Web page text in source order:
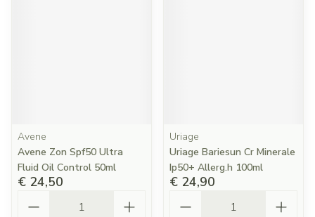
Avene
Avene Zon Spf50 Ultra
Fluid Oil Control 50ml
€ 24,50
Uriage
Uriage Bariesun Cr Minerale
Ip50+ Allerg.h 100ml
€ 24,90